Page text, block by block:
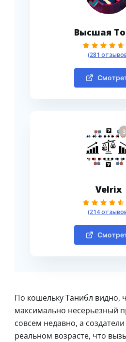
Высшая
(281
3
Velrix
(214
По кошельку Танибл видно,
максимально несерьезный
совсем недавно, а
реальном возрасте, что